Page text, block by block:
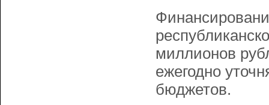
миллионов
ежегодно
бюджетов.